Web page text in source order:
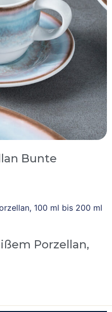
Bunte
Porzellan,